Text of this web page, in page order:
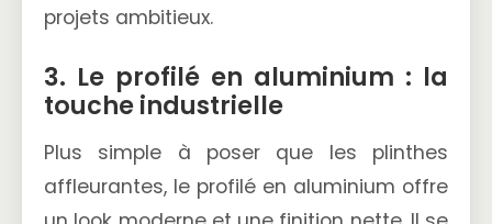
projets ambitieux.
3. Le profilé en aluminium : la
touche industrielle
Plus simple à poser que les plinthes
affleurantes, le profilé en aluminium offre